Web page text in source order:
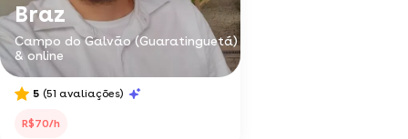
Braz
Campo do Galvão (Guaratinguetá)
& online
5 (51 avaliações)
R$70/h